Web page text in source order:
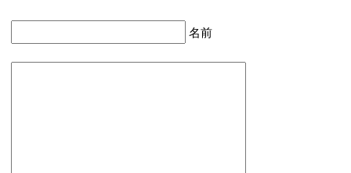
名前